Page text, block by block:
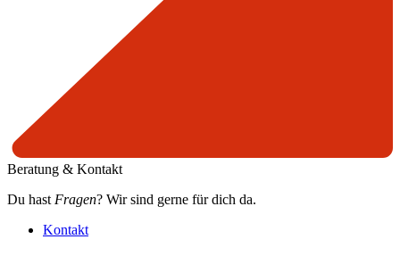
Beratung & Kontakt
Du hast Fragen? Wir sind gerne für dich da.
Kontakt